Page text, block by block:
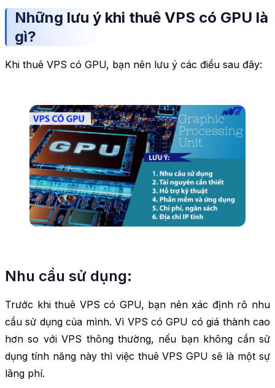
Những lưu ý khi thuê VPS có GPU là
gì?
Khi thuê VPS có GPU, bạn nên lưu ý các điều sau đây:
Nhu cầu sử dụng:
Trước khi thuê VPS có GPU, bạn nên xác định rõ nhu
cầu sử dụng của mình. Vì VPS có GPU có giá thành cao
hơn so với VPS thông thường, nếu bạn không cần sử
dụng tính năng này thì việc thuê VPS GPU sẽ là một sự
lãng phí.